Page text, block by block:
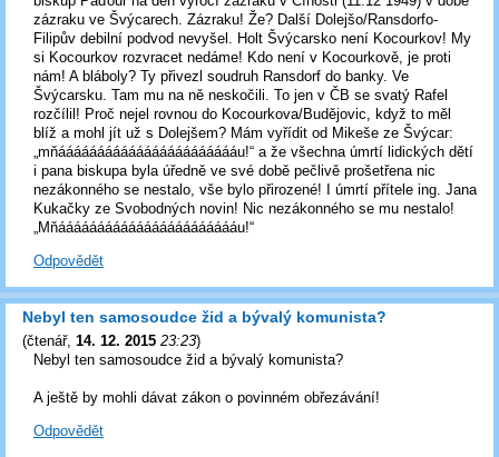
zázraku ve Švýcarech. Zázraku! Že? Další Dolejšo/Ransdorfo-
Filipův debilní podvod nevyšel. Holt Švýcarsko není Kocourkov! My
si Kocourkov rozvracet nedáme! Kdo není v Kocourkově, je proti
nám! A bláboly? Ty přivezl soudruh Ransdorf do banky. Ve
Švýcarsku. Tam mu na ně neskočili. To jen v ČB se svatý Rafel
rozčílil! Proč nejel rovnou do Kocourkova/Budějovic, když to měl
blíž a mohl jít už s Dolejšem? Mám vyřídit od Mikeše ze Švýcar:
„mňáááááááááááááááááááááááu!“ a že všechna úmrtí lidických dětí
i pana biskupa byla úředně ve své době pečlivě prošetřena nic
nezákonného se nestalo, vše bylo přirozené! I úmrtí přítele ing. Jana
Kukačky ze Svobodných novin! Nic nezákonného se mu nestalo!
„Mňáááááááááááááááááááááááu!“
Odpovědět
Nebyl ten samosoudce žid a bývalý komunista?
(čtenář, 14. 12. 2015 23:23)
Nebyl ten samosoudce žid a bývalý komunista?
A ještě by mohli dávat zákon o povinném obřezávání!
Odpovědět